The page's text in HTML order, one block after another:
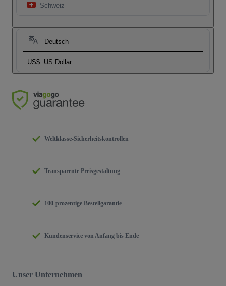
Schweiz
Deutsch
US$ US Dollar
Weltklasse-Sicherheitskontrollen
Transparente Preisgestaltung
100-prozentige Bestellgarantie
Kundenservice von Anfang bis Ende
Unser Unternehmen